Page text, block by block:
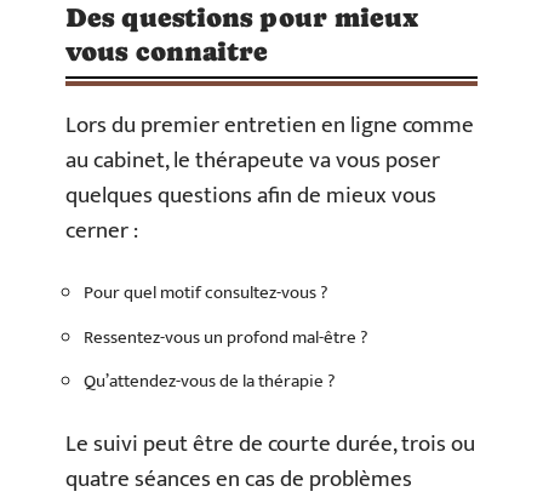
Des questions pour mieux
vous connaitre
Lors du premier entretien en ligne comme
au cabinet, le thérapeute va vous poser
quelques questions afin de mieux vous
cerner :
Pour quel motif consultez-vous ?
Ressentez-vous un profond mal-être ?
Qu’attendez-vous de la thérapie ?
Le suivi peut être de courte durée, trois ou
quatre séances en cas de problèmes